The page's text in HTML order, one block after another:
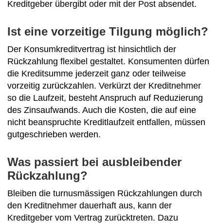
Kreditgeber übergibt oder mit der Post absendet.
Ist eine vorzeitige Tilgung möglich?
Der Konsumkreditvertrag ist hinsichtlich der
Rückzahlung flexibel gestaltet. Konsumenten dürfen
die Kreditsumme jederzeit ganz oder teilweise
vorzeitig zurückzahlen. Verkürzt der Kreditnehmer
so die Laufzeit, besteht Anspruch auf Reduzierung
des Zinsaufwands. Auch die Kosten, die auf eine
nicht beanspruchte Kreditlaufzeit entfallen, müssen
gutgeschrieben werden.
Was passiert bei ausbleibender
Rückzahlung?
Bleiben die turnusmässigen Rückzahlungen durch
den Kreditnehmer dauerhaft aus, kann der
Kreditgeber vom Vertrag zurücktreten. Dazu